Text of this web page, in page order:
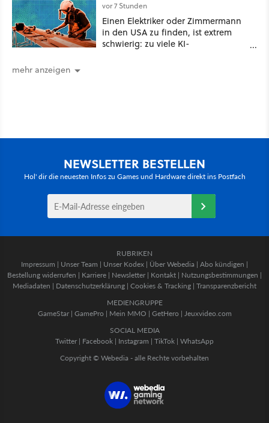
vor 7 Stunden
Einen Elektriker oder Zimmermann
in den USA zu finden, ist extrem
schwierig: zu viele KI-
mehr anzeigen
NEWSLETTER BESTELLEN
Hol' dir die neuesten Infos zu Games und Hardware direkt ins Postfach
RUBRIKEN
Impressum | Unser Team | Unser Kodex | Über Webedia | Abo kündigen |
Bestellung widerrufen | Karriere | Newsletter | Kontakt | Nutzungsbestimmungen |
Mediadaten | Datenschutzerklärung | Cookies & Tracking | Transparenzbericht
MEDIENGRUPPE
GameStar| GamePro | Mein MMO | GetHero | Jeuxvideo.com
SOCIAL MEDIA
Twitter | Facebook | Instagram | TikTok | WhatsApp
Copyright © Webedia - alle Rechte vorbehalten